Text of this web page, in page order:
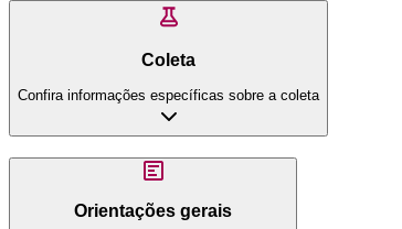
Coleta
Confira informações específicas sobre a coleta
Orientações gerais